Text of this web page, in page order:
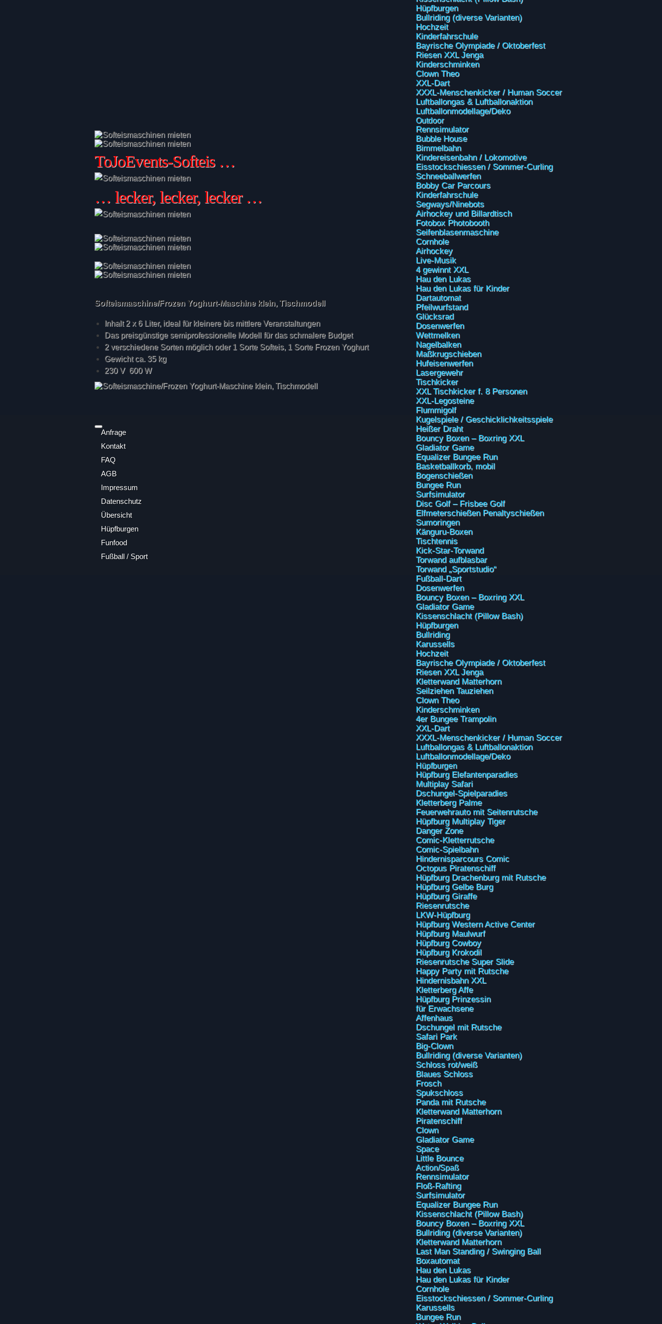
Hüpfburgen
Bullriding (diverse Varianten)
Hochzeit
Kinderfahrschule
Bayrische Olympiade / Oktoberfest
Riesen XXL Jenga
Kinderschminken
Clown Theo
XXL-Dart
XXXL-Menschenkicker / Human Soccer
Luftballongas & Luftballonaktion
Luftballonmodellage/Deko
Outdoor
Rennsimulator
Bubble House
Bimmelbahn
Kindereisenbahn / Lokomotive
Eisstockschiessen / Sommer-Curling
Schneeballwerfen
Bobby Car Parcours
Kinderfahrschule
Segways/Ninebots
Airhockey und Billardtisch
Fotobox Photobooth
Seifenblasenmaschine
Cornhole
Airhockey
Live-Musik
4 gewinnt XXL
Hau den Lukas
Hau den Lukas für Kinder
Dartautomat
Pfeilwurfstand
Glücksrad
Dosenwerfen
Wettmelken
Nagelbalken
Maßkrugschieben
Hufeisenwerfen
Lasergewehr
Tischkicker
XXL Tischkicker f. 8 Personen
XXL-Legosteine
Flummigolf
Kugelspiele / Geschicklichkeitsspiele
Heißer Draht
Bouncy Boxen – Boxring XXL
Gladiator Game
Equalizer Bungee Run
Basketballkorb, mobil
Bogenschießen
Bungee Run
Surfsimulator
Disc Golf – Frisbee Golf
Elfmeterschießen Penaltyschießen
Sumoringen
Känguru-Boxen
Tischtennis
Kick-Star-Torwand
Torwand aufblasbar
Torwand „Sportstudio“
Fußball-Dart
Dosenwerfen
Bouncy Boxen – Boxring XXL
Gladiator Game
Kissenschlacht (Pillow Bash)
Hüpfburgen
Bullriding
Karussells
Hochzeit
Bayrische Olympiade / Oktoberfest
Riesen XXL Jenga
Kletterwand Matterhorn
Seilziehen Tauziehen
Clown Theo
Kinderschminken
4er Bungee Trampolin
XXL-Dart
XXXL-Menschenkicker / Human Soccer
Luftballongas & Luftballonaktion
Luftballonmodellage/Deko
Hüpfburgen
Hüpfburg Elefantenparadies
Multiplay Safari
Dschungel-Spielparadies
Kletterberg Palme
Feuerwehrauto mit Seitenrutsche
Hüpfburg Multiplay Tiger
Danger Zone
Comic-Kletterrutsche
Comic-Spielbahn
Hindernisparcours Comic
Octopus Piratenschiff
Hüpfburg Drachenburg mit Rutsche
Hüpfburg Gelbe Burg
Hüpfburg Giraffe
Riesenrutsche
LKW-Hüpfburg
Hüpfburg Western Active Center
Hüpfburg Maulwurf
Hüpfburg Cowboy
Hüpfburg Krokodil
Riesenrutsche Super Slide
Happy Party mit Rutsche
Hindernisbahn XXL
Kletterberg Affe
Hüpfburg Prinzessin
für Erwachsene
Affenhaus
Dschungel mit Rutsche
Safari Park
Big-Clown
Bullriding (diverse Varianten)
Schloss rot/weiß
Blaues Schloss
Frosch
Spukschloss
Panda mit Rutsche
Kletterwand Matterhorn
Piratenschiff
Clown
Gladiator Game
Space
Little Bounce
Action/Spaß
Rennsimulator
Floß-Rafting
Surfsimulator
Equalizer Bungee Run
Kissenschlacht (Pillow Bash)
Bouncy Boxen – Boxring XXL
Bullriding (diverse Varianten)
Kletterwand Matterhorn
Last Man Standing / Swinging Ball
Boxautomat
Hau den Lukas
Hau den Lukas für Kinder
Cornhole
Eisstockschiessen / Sommer-Curling
Karussells
Bungee Run
ToJoEvents-Softeis …
… lecker, lecker, lecker …
Softeismaschine/Frozen Yoghurt-Maschine klein, Tischmodell
Inhalt 2 x 6 Liter, ideal für kleinere bis mittlere Veranstaltungen
Das preisgünstige semiprofessionelle Modell für das schmalere Budget
2 verschiedene Sorten möglich oder 1 Sorte Softeis, 1 Sorte Frozen Yoghurt
Gewicht ca. 35 kg
230 V 600 W
Anfrage
Kontakt
FAQ
AGB
Impressum
Datenschutz
Übersicht
Hüpfburgen
Funfood
Fußball / Sport